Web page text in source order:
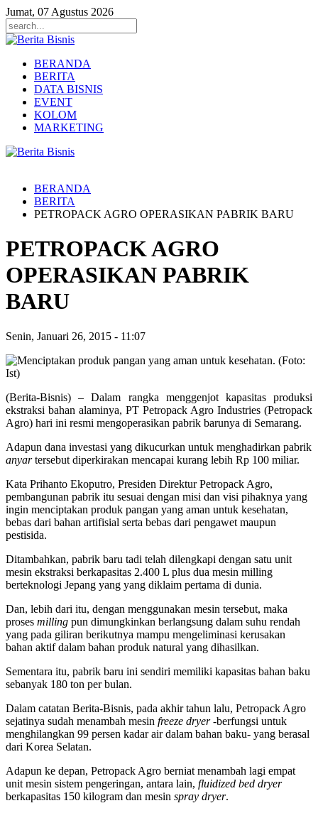
Jumat, 07 Agustus 2026
BERANDA
BERITA
DATA BISNIS
EVENT
KOLOM
MARKETING
BERANDA
BERITA
PETROPACK AGRO OPERASIKAN PABRIK BARU
PETROPACK AGRO
OPERASIKAN PABRIK
BARU
Senin, Januari 26, 2015 - 11:07
(Berita-Bisnis) – Dalam rangka menggenjot kapasitas produksi
ekstraksi bahan alaminya, PT Petropack Agro Industries (Petropack
Agro) hari ini resmi mengoperasikan pabrik barunya di Semarang.
Adapun dana investasi yang dikucurkan untuk menghadirkan pabrik
anyartersebut diperkirakan mencapai kurang lebih Rp 100 miliar.
Kata Prihanto Ekoputro, Presiden Direktur Petropack Agro,
pembangunan pabrik itu sesuai dengan misi dan visi pihaknya yang
ingin menciptakan produk pangan yang aman untuk kesehatan,
bebas dari bahan artifisial serta bebas dari pengawet maupun
pestisida.
Ditambahkan, pabrik baru tadi telah dilengkapi dengan satu unit
mesin ekstraksi berkapasitas 2.400 L plus dua mesin milling
berteknologi Jepang yang yang diklaim pertama di dunia.
Dan, lebih dari itu, dengan menggunakan mesin tersebut, maka
proses milling pun dimungkinkan berlangsung dalam suhu rendah
yang pada giliran berikutnya mampu mengeliminasi kerusakan
bahan aktif dalam bahan produk natural yang dihasilkan.
Sementara itu, pabrik baru ini sendiri memiliki kapasitas bahan baku
sebanyak 180 ton per bulan.
Dalam catatan Berita-Bisnis, pada akhir tahun lalu, Petropack Agro
sejatinya sudah menambah mesin freeze dryer-berfungsi untuk
menghilangkan 99 persen kadar air dalam bahan baku- yang berasal
dari Korea Selatan.
Adapun ke depan, Petropack Agro berniat menambah lagi empat
unit mesin sistem pengeringan, antara lain, fluidized bed dryer
berkapasitas 150 kilogram dan mesin spray dryer.